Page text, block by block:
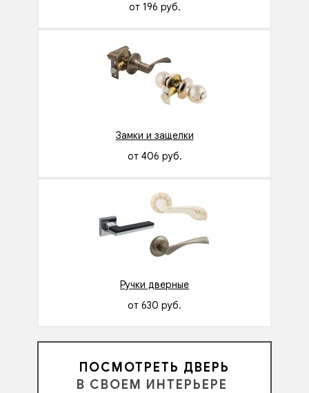
ПОСМОТРЕТЬ ДВЕРЬ
В СВОЕМ ИНТЕРЬЕРЕ
от 196 руб.
Замки и защелки
от 406 руб.
Ручки дверные
от 630 руб.